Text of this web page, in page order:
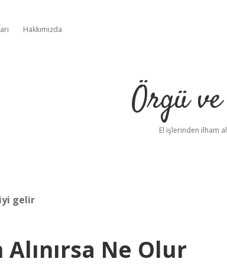
Hakkımızda
Örgü
El işlerinden ilham
gelir
Ne Olur